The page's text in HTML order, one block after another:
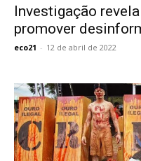
Investigação
promover
eco21 - 12 de abril de 2022